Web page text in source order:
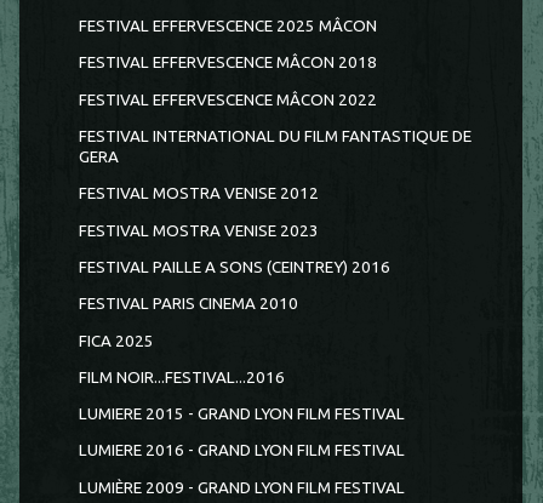
FESTIVAL EFFERVESCENCE 2025 MÂCON
FESTIVAL EFFERVESCENCE MÂCON 2018
FESTIVAL EFFERVESCENCE MÂCON 2022
FESTIVAL INTERNATIONAL DU FILM FANTASTIQUE DE
GERA
FESTIVAL MOSTRA VENISE 2012
FESTIVAL MOSTRA VENISE 2023
FESTIVAL PAILLE A SONS (CEINTREY) 2016
FESTIVAL PARIS CINEMA 2010
FICA 2025
FILM NOIR...FESTIVAL...2016
LUMIERE 2015 - GRAND LYON FILM FESTIVAL
LUMIERE 2016 - GRAND LYON FILM FESTIVAL
LUMIÈRE 2009 - GRAND LYON FILM FESTIVAL